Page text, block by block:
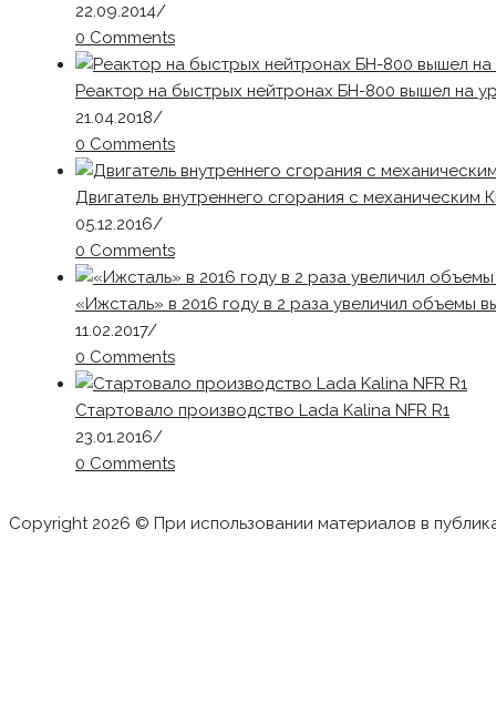
22.09.2014/
0 Comments
Реактор на быстрых нейтронах БН-800 вышел на
21.04.2018/
0 Comments
Двигатель внутреннего сгорания с механическим
05.12.2016/
0 Comments
«Ижсталь» в 2016 году в 2 раза увеличил объемы
11.02.2017/
0 Comments
Стартовало производство Lada Kalina NFR R1
23.01.2016/
0 Comments
Copyright 2026 © При использовании материалов в